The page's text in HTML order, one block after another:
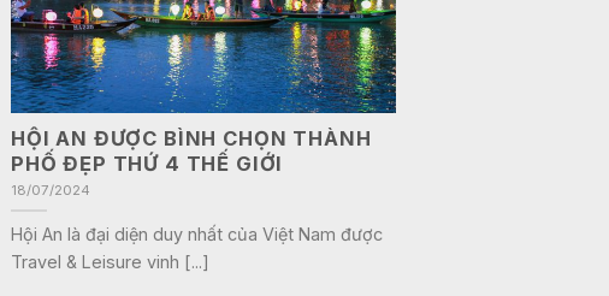
HỘI AN ĐƯỢC BÌNH CHỌN THÀNH
PHỐ ĐẸP THỨ 4 THẾ GIỚI
18/07/2024
Hội An là đại diện duy nhất của Việt Nam được
Travel & Leisure vinh [...]